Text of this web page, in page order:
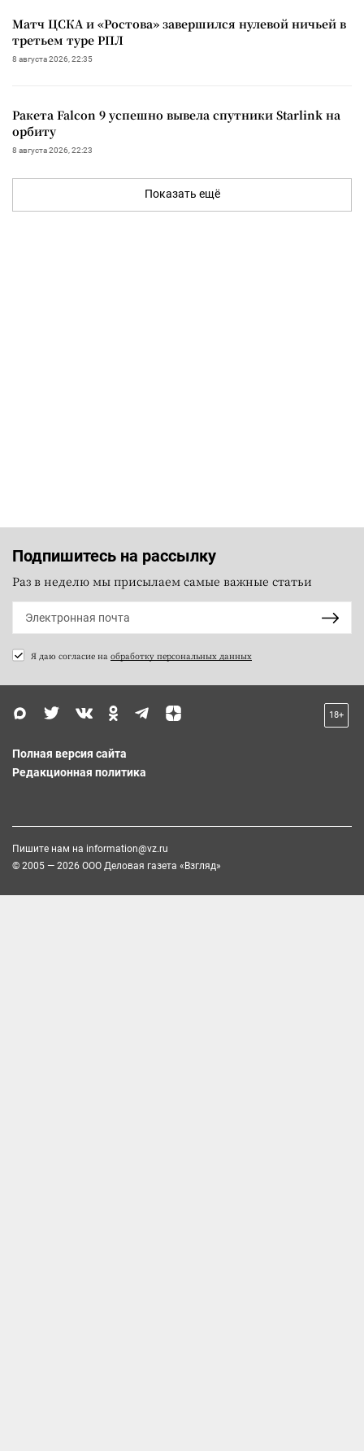
Матч ЦСКА и «Ростова» завершился нулевой ничьей в
третьем туре РПЛ
8 августа 2026, 22:35
Ракета Falcon 9 успешно вывела спутники Starlink на
орбиту
8 августа 2026, 22:23
Показать ещё
Подпишитесь на рассылку
Раз в неделю мы присылаем самые важные статьи
Я даю согласие на обработку персональных данных
18+
Полная версия сайта
Редакционная политика
Пишите нам на information@vz.ru
© 2005 — 2026 ООО Деловая газета «Взгляд»